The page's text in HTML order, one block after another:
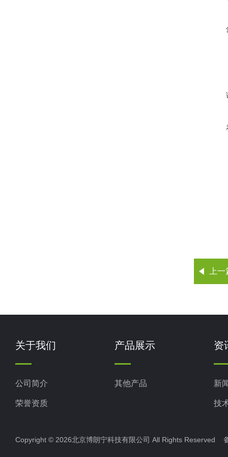
上
关于我们
公司简介
荣誉资质
产品展示
其他产品
资
新
技
Copyright © 2026北京博朗宁科技有限公司 All Rights Reserved